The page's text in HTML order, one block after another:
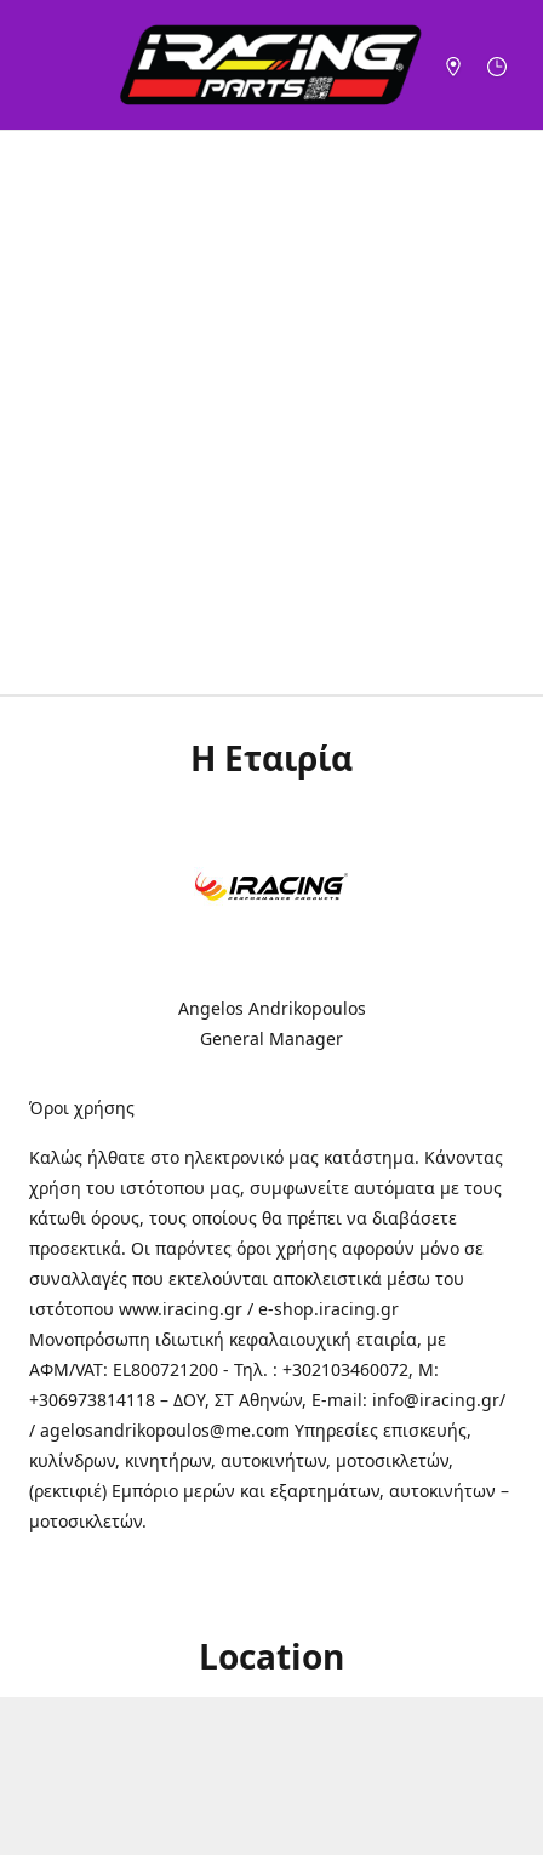
Η Εταιρία
Angelos Andrikopoulos
General Manager
Όροι χρήσης
Καλώς ήλθατε στo ηλεκτρονικό μας κατάστημα. Κάνοντας
χρήση του ιστότοπου μας, συμφωνείτε αυτόματα με τους
κάτωθι όρους, τους οποίους θα πρέπει να διαβάσετε
προσεκτικά. Οι παρόντες όροι χρήσης αφορούν μόνο σε
συναλλαγές που εκτελούνται αποκλειστικά μέσω του
ιστότοπου www.iracing.gr / e-shop.iracing.gr
Μονοπρόσωπη ιδιωτική κεφαλαιουχική εταιρία, με
ΑΦΜ/VAT: EL800721200 - Τηλ. : +302103460072, M:
+306973814118 – ΔΟΥ, ΣΤ Αθηνών, E-mail: info@iracing.gr/
/ agelosandrikopoulos@me.com Υπηρεσίες επισκευής,
κυλίνδρων, κινητήρων, αυτοκινήτων, μοτοσικλετών,
(ρεκτιφιέ) Εμπόριο μερών και εξαρτημάτων, αυτοκινήτων –
μοτοσικλετών.
Location